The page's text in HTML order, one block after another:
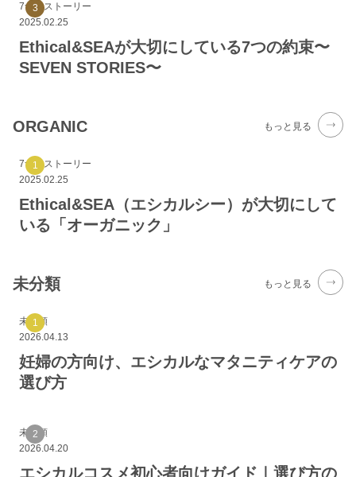
7つのストーリー
2025.02.25
Ethical&SEAが大切にしている7つの約束〜
SEVEN STORIES〜
ORGANIC もっと見る
7つのストーリー
2025.02.25
Ethical&SEA（エシカルシー）が大切にして
いる「オーガニック」
未分類 もっと見る
未分類
2026.04.13
妊婦の方向け、エシカルなマタニティケアの
選び方
未分類
2026.04.20
エシカルコスメ初心者向けガイド｜選び方の